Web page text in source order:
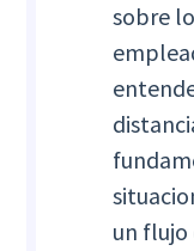
sobre
un